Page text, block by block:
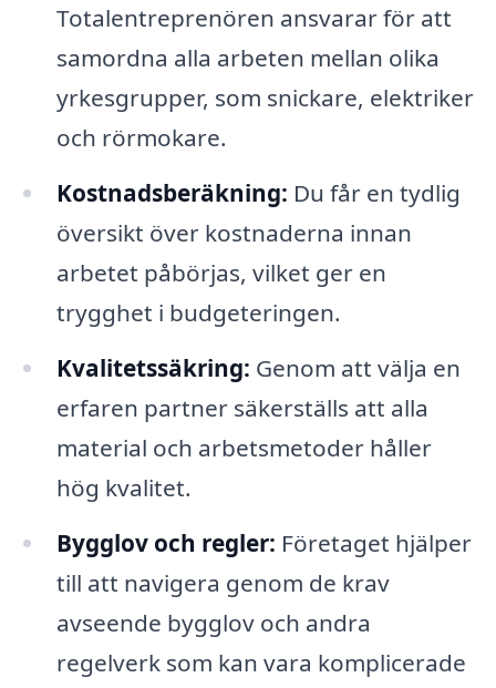
Totalentreprenören ansvarar för att
samordna alla arbeten mellan olika
yrkesgrupper, som snickare, elektriker
och rörmokare.
Kostnadsberäkning: Du får en tydlig
översikt över kostnaderna innan
arbetet påbörjas, vilket ger en
trygghet i budgeteringen.
Kvalitetssäkring: Genom att välja en
erfaren partner säkerställs att alla
material och arbetsmetoder håller
hög kvalitet.
Bygglov och regler: Företaget hjälper
till att navigera genom de krav
avseende bygglov och andra
regelverk som kan vara komplicerade